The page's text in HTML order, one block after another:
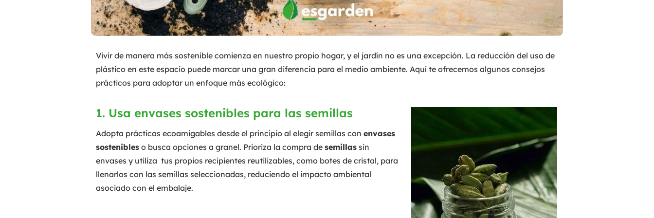
Vivir de manera más sostenible comienza en nuestro propio hogar, y el jardín no es una excepción. La reducción del uso de
plástico en este espacio puede marcar una gran diferencia para el medio ambiente. Aquí te ofrecemos algunos consejos
prácticos para adoptar un enfoque más ecológico:
1. Usa envases sostenibles para las semillas
Adopta prácticas ecoamigables desde el principio al elegir semillas con envases
sostenibles o busca opciones a granel. Prioriza la compra de semillas sin
envases y utiliza tus propios recipientes reutilizables, como botes de cristal, para
llenarlos con las semillas seleccionadas, reduciendo el impacto ambiental
asociado con el embalaje.